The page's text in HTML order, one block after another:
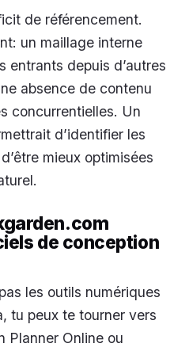
de référencement.
un maillage interne
entrants depuis d’autres
absence de contenu
concurrentielles. Un
d’identifier les
mieux optimisées
de conception
les outils numériques
tu peux te tourner vers
Planner Online ou